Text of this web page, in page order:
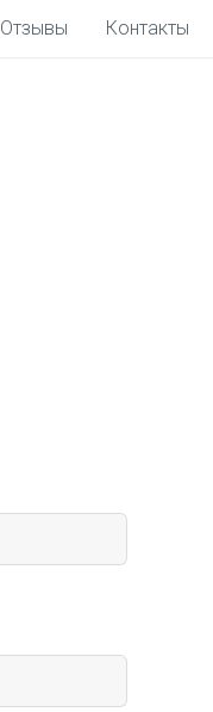
Отзывы Контакты